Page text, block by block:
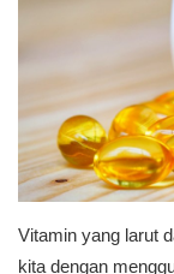
Vitamin yang larut
kita dengan